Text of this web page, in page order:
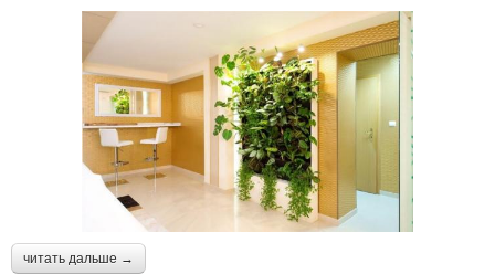
читать дальше →